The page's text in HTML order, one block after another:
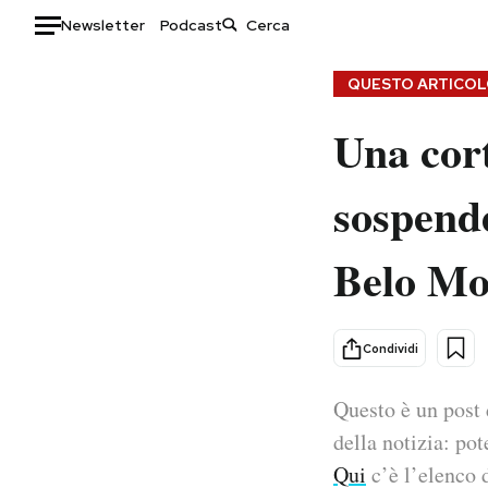
Newsletter Podcast
Storie/Idee
Altrecose
Mondiali calcio 2026
QUESTO
Una
Belo
Condividi
Questo è un
della notizia:
Qui c’è